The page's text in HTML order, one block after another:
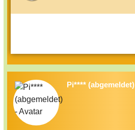
Pi**** (abgemeldet)